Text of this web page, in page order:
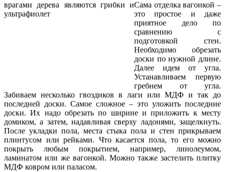
Сама отделка вагонкой –
это простое и даже
приятное дело по
сравнению с
подготовкой стен.
Необходимо обрезать
доски по нужной длине.
Далее идем от угла.
Устанавливаем первую
гребнем от угла.
Забиваем несколько гвоздиков в лаги или МДФ и так до
последней доски. Самое сложное – это уложить последние
доски. Их надо обрезать по ширине и приложить к месту
домиком, а затем, надавливая сверху ладонями, защелкнуть.
После укладки пола, места стыка пола и стен прикрываем
плинтусом или рейками. Что касается пола, то его можно
покрыть любым покрытием, например, линолеумом,
ламинатом или же вагонкой. Можно также застелить плитку
МДФ ковром или паласом.